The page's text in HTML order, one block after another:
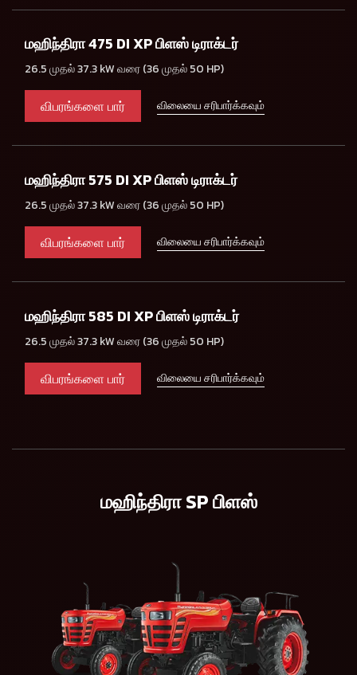
மஹிந்திரா 475 DI XP பிளஸ் டிராக்டர்
26.5 முதல் 37.3 kW வரை (36 முதல் 50 HP)
விபரங்களை பார் விலையை சரிபார்க்கவும்
மஹிந்திரா 575 DI XP பிளஸ் டிராக்டர்
26.5 முதல் 37.3 kW வரை (36 முதல் 50 HP)
விபரங்களை பார் விலையை சரிபார்க்கவும்
மஹிந்திரா 585 DI XP பிளஸ் டிராக்டர்
26.5 முதல் 37.3 kW வரை (36 முதல் 50 HP)
விபரங்களை பார் விலையை சரிபார்க்கவும்
மஹிந்திரா SP பிளஸ்